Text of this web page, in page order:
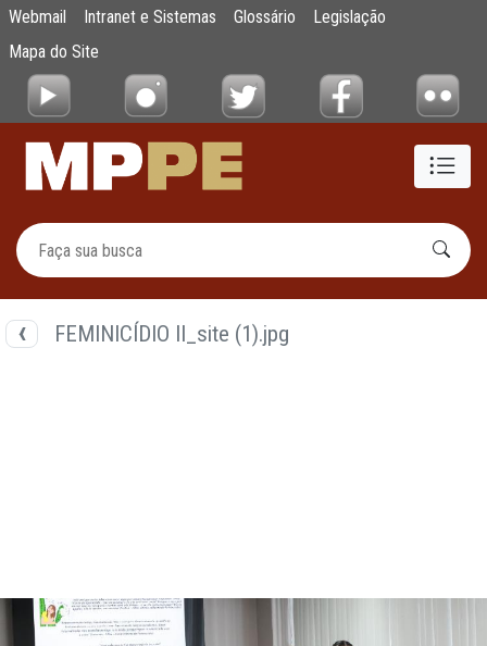
Pular para o Conteúdo principal
Documentos
Webmail Intranet e Sistemas Glossário
Legislação
Mapa do Site
FEMINICÍDIO II_site (1).jpg